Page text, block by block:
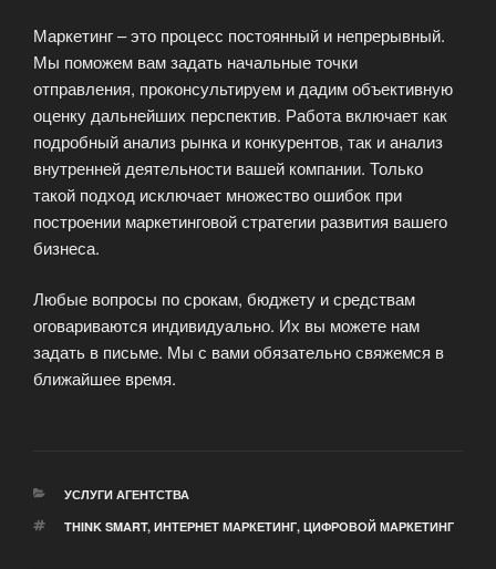
Маркетинг – это процесс постоянный и непрерывный.
Мы поможем вам задать начальные точки
отправления, проконсультируем и дадим объективную
оценку дальнейших перспектив. Работа включает как
подробный анализ рынка и конкурентов, так и анализ
внутренней деятельности вашей компании. Только
такой подход исключает множество ошибок при
построении маркетинговой стратегии развития вашего
бизнеса.
Любые вопросы по срокам, бюджету и средствам
оговариваются индивидуально. Их вы можете нам
задать в письме. Мы с вами обязательно свяжемся в
ближайшее время.
РУБРИКИ
УСЛУГИ АГЕНТСТВА
МЕТКИ
THINK SMART, ИНТЕРНЕТ МАРКЕТИНГ, ЦИФРОВОЙ МАРКЕТИНГ